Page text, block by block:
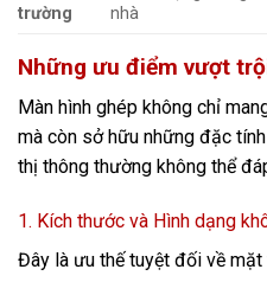
trường
nhà
Những ưu điểm vượt
Màn hình ghép không chỉ
mà còn sở hữu những đặc
thị thông thường không thể
1. Kích thước và Hình dạng
Đây là ưu thế tuyệt đối về mặt